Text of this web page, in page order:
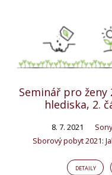
Seminář pro
hlediska, 2.
8. 7. 2021
Sborový pobyt 2021:
DETAILY